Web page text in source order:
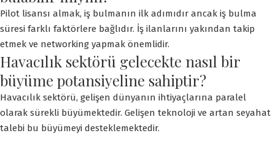
Pilot lisansı almak, iş bulmanın ilk adımıdır ancak iş bulma
süresi farklı faktörlere bağlıdır. İş ilanlarını yakından takip
etmek ve networking yapmak önemlidir.
Havacılık sektörü gelecekte nasıl bir
büyüme potansiyeline sahiptir?
Havacılık sektörü, gelişen dünyanın ihtiyaçlarına paralel
olarak sürekli büyümektedir. Gelişen teknoloji ve artan seyahat
talebi bu büyümeyi desteklemektedir.